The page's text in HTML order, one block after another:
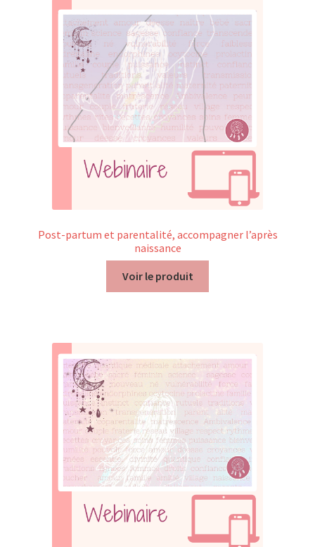
Nos Formations
Formations 2026
Formations 2027
Webinaires en ligne
Renouvellement
Mes données UPSfB
Mes commandes
Formations Externes
Evénements
Formations Courtes
Post-partum et parentalité, accompagner l’après
naissance
Voir le produit